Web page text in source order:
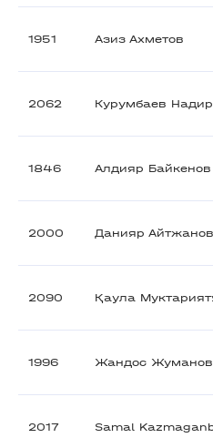
1951 Азиз Ахметов
2062 Курумбаев Надир
1846 Алдияр Байкенов
2000 Данияр Айтжанов
2090 Қаула
1996 Жандос Жуманов
2017 Samal